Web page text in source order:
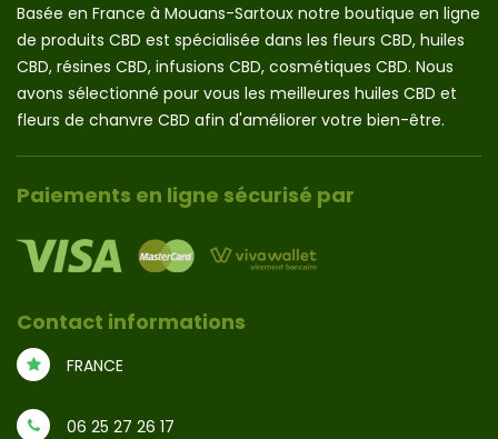
Basée en France à Mouans-Sartoux notre boutique en ligne
de produits CBD est spécialisée dans les fleurs CBD, huiles
CBD, résines CBD, infusions CBD, cosmétiques CBD. Nous
avons sélectionné pour vous les meilleures huiles CBD et
fleurs de chanvre CBD afin d'améliorer votre bien-être.
Paiements en ligne sécurisé par
Contact informations
FRANCE
06 25 27 26 17